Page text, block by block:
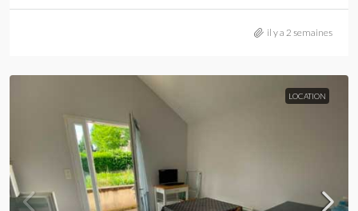
il y a 2 semaines
LOCATION